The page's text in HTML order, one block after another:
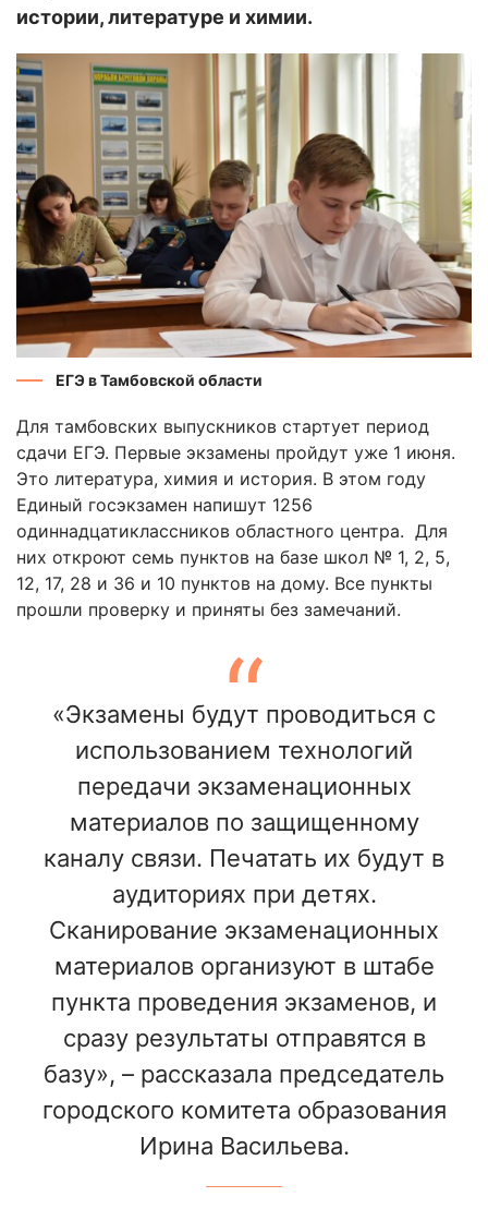
истории, литературе и химии.
ЕГЭ в Тамбовской области
Для тамбовских выпускников стартует период
сдачи ЕГЭ. Первые экзамены пройдут уже 1 июня.
Это литература, химия и история. В этом году
Единый госэкзамен напишут 1256
одиннадцатиклассников областного центра. Для
них откроют семь пунктов на базе школ № 1, 2, 5,
12, 17, 28 и 36 и 10 пунктов на дому. Все пункты
прошли проверку и приняты без замечаний.
«Экзамены будут проводиться с
использованием технологий
передачи экзаменационных
материалов по защищенному
каналу связи. Печатать их будут в
аудиториях при детях.
Сканирование экзаменационных
материалов организуют в штабе
пункта проведения экзаменов, и
сразу результаты отправятся в
базу», – рассказала председатель
городского комитета образования
Ирина Васильева.